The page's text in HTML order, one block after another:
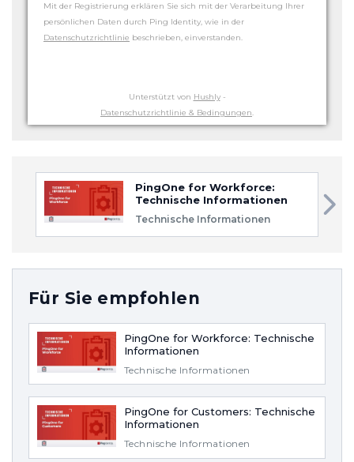
Mit der Registrierung erklären Sie sich mit der Verarbeitung Ihrer
persönlichen Daten durch Ping Identity, wie in der
Datenschutzrichtlinie beschrieben, einverstanden.
Unterstützt von Hushly-
Datenschutzrichtlinie & Bedingungen.
PingOne for Workforce:
Technische Informationen
Technische Informationen
Für Sie empfohlen
PingOne for Workforce: Technische
Informationen
Technische Informationen
PingOne for Customers: Technische
Informationen
Technische Informationen